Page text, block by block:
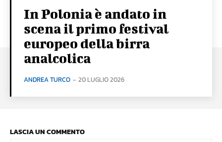
In Polonia è andato in
scena il primo festival
europeo della birra
analcolica
ANDREA TURCO - 20 LUGLIO 2026
LASCIA UN COMMENTO